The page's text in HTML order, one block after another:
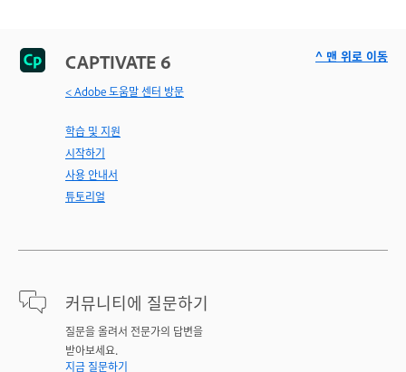
CAPTIVATE 6
< Adobe 도움말 센터 방문
학습 및 지원
시작하기
사용 안내서
튜토리얼
커뮤니티에 질문하기
질문을 올려서 전문가의 답변을
받아보세요.
지금 질문하기
^ 맨 위로 이동